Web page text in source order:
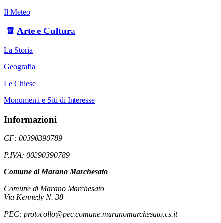
Il Meteo
Arte e Cultura
La Storia
Geografia
Le Chiese
Monumenti e Siti di Interesse
Informazioni
CF: 00390390789
P.IVA: 00390390789
Comune di Marano Marchesato
Comune di Marano Marchesato
Via Kennedy N. 38
PEC: protocollo@pec.comune.maranomarchesato.cs.it